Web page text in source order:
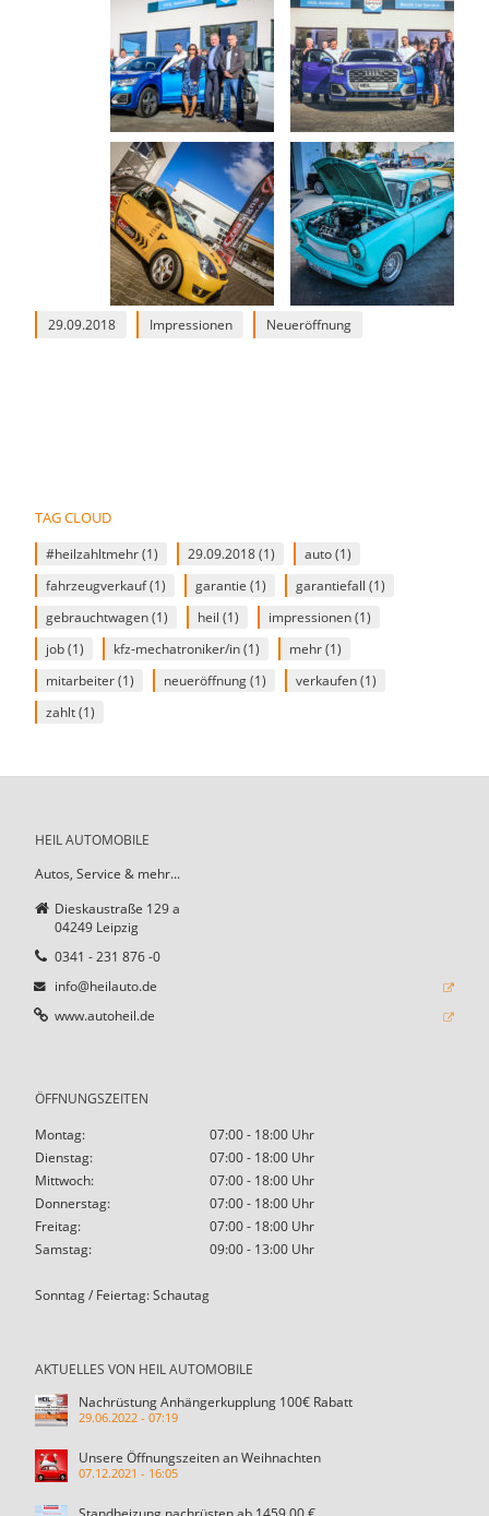
29.09.2018 Impressionen Neueröffnung
TAG CLOUD
#heilzahltmehr(1) 29.09.2018(1) auto(1)
fahrzeugverkauf(1) garantie (1) garantiefall (1)
gebrauchtwagen(1) heil (1) impressionen(1)
job(1) kfz-mechatroniker/in(1) mehr(1)
mitarbeiter(1) neueröffnung(1) verkaufen(1)
zahlt(1)
HEIL AUTOMOBILE
Autos, Service & mehr...
Dieskaustraße 129 a
04249 Leipzig
0341 - 231 876 -0
info@heilauto.de
www.autoheil.de
ÖFFNUNGSZEITEN
Montag:
07:00 - 18:00 Uhr
Dienstag:
07:00 - 18:00 Uhr
Mittwoch:
07:00 - 18:00 Uhr
Donnerstag:
07:00 - 18:00 Uhr
Freitag:
07:00 - 18:00 Uhr
Samstag:
09:00 - 13:00 Uhr
Sonntag / Feiertag: Schautag
AKTUELLES VON HEIL AUTOMOBILE
Nachrüstung Anhängerkupplung 100€ Rabatt
29.06.2022 - 07:19
Unsere Öffnungszeiten an Weihnachten
07.12.2021 - 16:05